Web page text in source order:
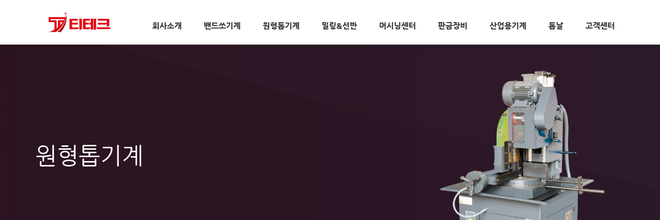
회사소개 밴드쏘기계 원형톱기계 밀링&선반 머시닝센터 판금장비 산업용기계 톱날 고객센터
원형톱기계